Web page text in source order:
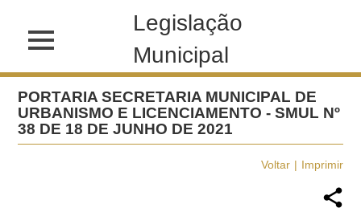
Legislação
Municipal
PORTARIA SECRETARIA MUNICIPAL DE
URBANISMO E LICENCIAMENTO - SMUL Nº
38 DE 18 DE JUNHO DE 2021
Voltar Imprimir